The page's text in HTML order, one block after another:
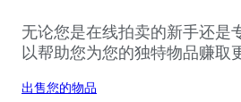
无论您是在线拍卖的新手还是
以帮助您为您的独特物品赚取
出售您的物品